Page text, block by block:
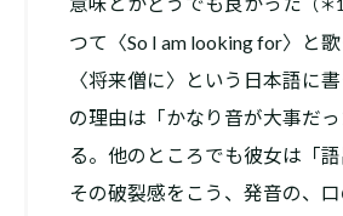
つて〈So I am looking for〉と
〈将来僧に〉という日本語に
の理由は「かなり音が大事だ
る。他のところでも彼女は「語
その破裂感をこう、発音の、